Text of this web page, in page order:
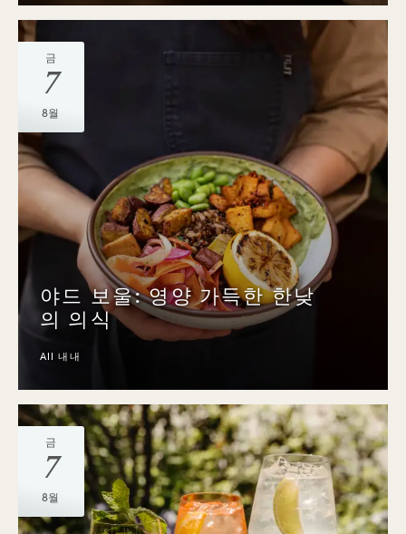
금
7
8월
야드 보울: 영양 가득한 한낮
의 의식
All 내내
금
7
8월